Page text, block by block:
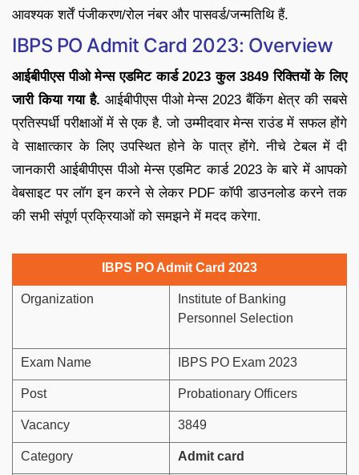
आवश्यक शर्तें पंजीकरण/रोल नंबर और पासवर्ड/जन्मतिथि हैं.
IBPS PO Admit Card 2023: Overview
आईबीपीएस पीओ मेन्स एडमिट कार्ड 2023 कुल 3849 रिक्तियों के लिए
जारी किया गया है. आईबीपीएस पीओ मेन्स 2023 बैंकिंग क्षेत्र की सबसे
प्रतिस्पर्धी परीक्षाओं में से एक है. जो उम्मीदवार मेन्स राउंड में सफल होंगे
वे साक्षात्कार के लिए उपस्थित होने के पात्र होंगे. नीचे टेबल में दी
जानकारी आईबीपीएस पीओ मेन्स एडमिट कार्ड 2023 के बारे में आपको
वेबसाइट पर लॉग इन करने से लेकर PDF कॉपी डाउनलोड करने तक
की सभी संपूर्ण प्रक्रियाओं को समझने में मदद करेगा.
IBPS PO Admit Card 2023
Organization
Institute of Banking
Personnel Selection
Exam Name IBPS PO Exam 2023
Post Probationary Officers
Vacancy 3849
Category Admit card